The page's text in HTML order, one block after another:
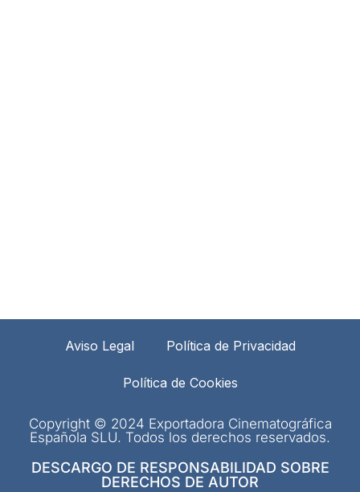
Aviso Legal Política de Privacidad
Política de Cookies
Copyright © 2024 Exportadora Cinematográfica
Española SLU. Todos los derechos reservados.
DESCARGO DE RESPONSABILIDAD SOBRE
DERECHOS DE AUTOR